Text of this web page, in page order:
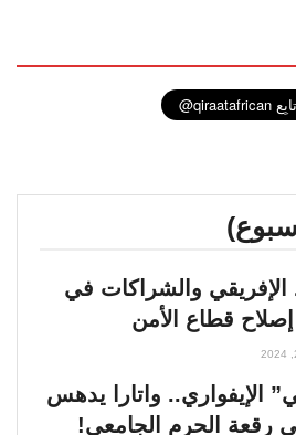
الإفريقي والشراكات في
قطاع الأمن
الإيفواري.. واتارا يدهس
رقعة الحرم الجامعي!